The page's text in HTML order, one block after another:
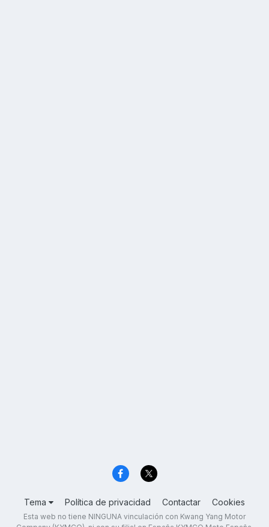
Tema Política de privacidad Contactar Cookies
Esta web no tiene NINGUNA vinculación con Kwang Yang Motor